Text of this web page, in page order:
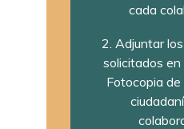
cada
2. Adjuntar
solicitados en
Fotocopia de